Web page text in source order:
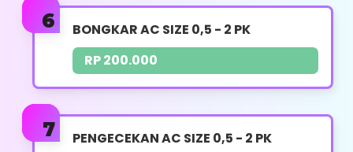
(Jasa terpisah)
Whatsapp
BONGKAR AC SIZE 0,5 - 2 PK
RP 200.000
PENGECEKAN AC SIZE 0,5 - 2 PK